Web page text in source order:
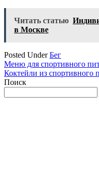
Читать статью
в Москве
Posted UnderБег
Навигация
по
Меню для спортивного
Коктейли из спортивного
Поиск